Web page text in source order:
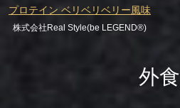
プロテイン ベリベリベリー風味
株式会社Real Style(be LEGEND®)
外食